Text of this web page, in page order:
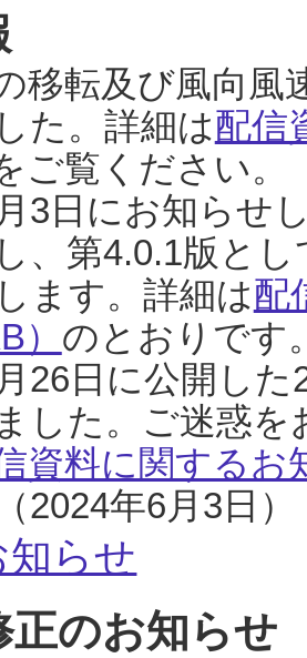
移転及び風向風
た。詳細は配信
ご覧ください。
3日にお知らせ
、第4.0.1版と
ます。詳細は配
） のとおりです
26日に公開し
した。ご迷惑
資料に関するお
2024年6月3日）
らせ
正のお知らせ